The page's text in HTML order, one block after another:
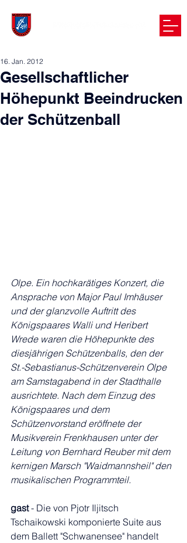
Gesellschaftlicher
Höhepunkt Beeindrucken
der Schützenball
16. Jan. 2012
Olpe. Ein hochkarätiges Konzert, die
Ansprache von Major Paul Imhäuser
und der glanzvolle Auftritt des
Königspaares Walli und Heribert
Wrede waren die Höhepunkte des
diesjährigen Schützenballs, den der
St.-Sebastianus-Schützenverein Olpe
am Samstagabend in der Stadthalle
ausrichtete. Nach dem Einzug des
Königspaares und dem
Schützenvorstand eröffnete der
Musikverein Frenkhausen unter der
Leitung von Bernhard Reuber mit dem
kernigen Marsch "Waidmannsheil" den
musikalischen Programmteil.
gast - Die von Pjotr Iljitsch
Tschaikowski komponierte Suite aus
dem Ballett "Schwanensee" handelt